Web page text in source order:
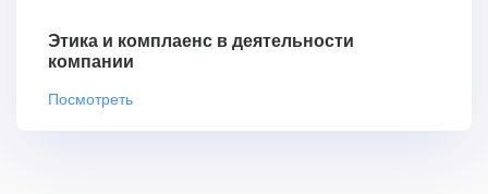
Этика и комплаенс в деятельности
компании
Посмотреть